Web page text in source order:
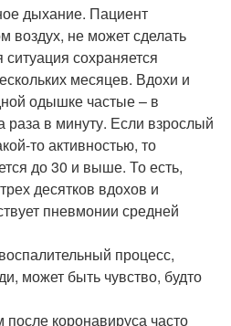
дыхание. Пациент
воздух, не может сделать
ситуация сохраняется
месяцев. Вдохи и
одышке частые – в
раза в минуту. Если взрослый
то активностью, то
до 30 и выше. То есть,
десятков вдохов и
пневмонии средней
процесс,
может быть чувство, будто
коронавируса часто